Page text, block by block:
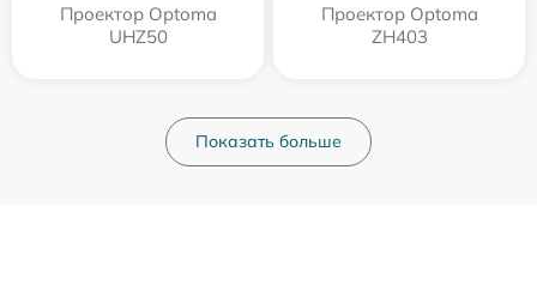
Проектор Optoma
UHZ50
Проектор Optoma
ZH403
Показать больше